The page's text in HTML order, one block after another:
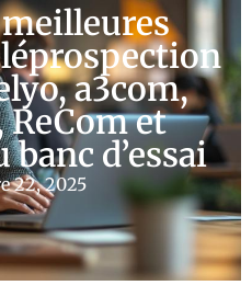
a3com,
ReCom et
d’essai
22, 2025